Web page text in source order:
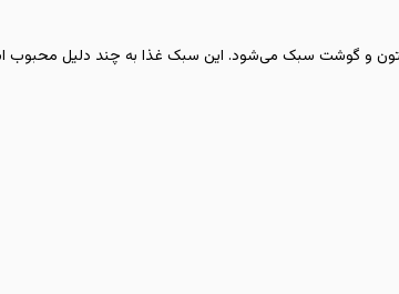
و گوشت سبک می‌شود. این سبک غذا به چند دلیل محبوب